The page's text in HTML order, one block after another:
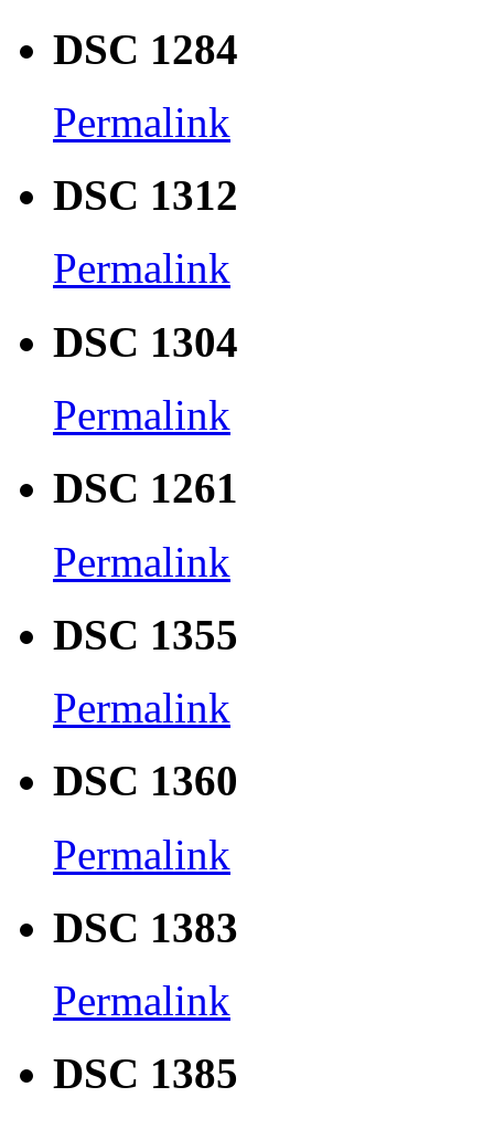
DSC 1284
Permalink
DSC 1312
Permalink
DSC 1304
Permalink
DSC 1261
Permalink
DSC 1355
Permalink
DSC 1360
Permalink
DSC 1383
Permalink
DSC 1385